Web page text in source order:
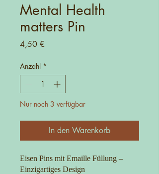
Mental Health
matters Pin
4,50 €
Anzahl *
Nur noch 3 verfügbar
In den Warenkorb
Eisen Pins mit Emaille Füllung –
Einzigartiges Design